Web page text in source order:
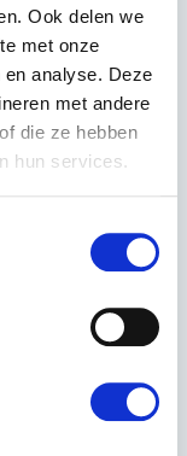
Ook delen we
met onze
analyse. Deze
met andere
die ze hebben
hun services.
– watergekoeld.